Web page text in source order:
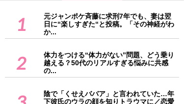
1
元ジャンポケ斉藤に求刑7年でも、妻は翌
日に“楽しすぎた“と投稿。「その神経がわ
か...
2
体力をつける“体力がない”問題、どう乗り
越える？50代のリアルすぎる悩みに共感
の...
陰で「くせえババア」と言われていた…年
下彼氏のウラの顔を知りトラウマに／恋愛